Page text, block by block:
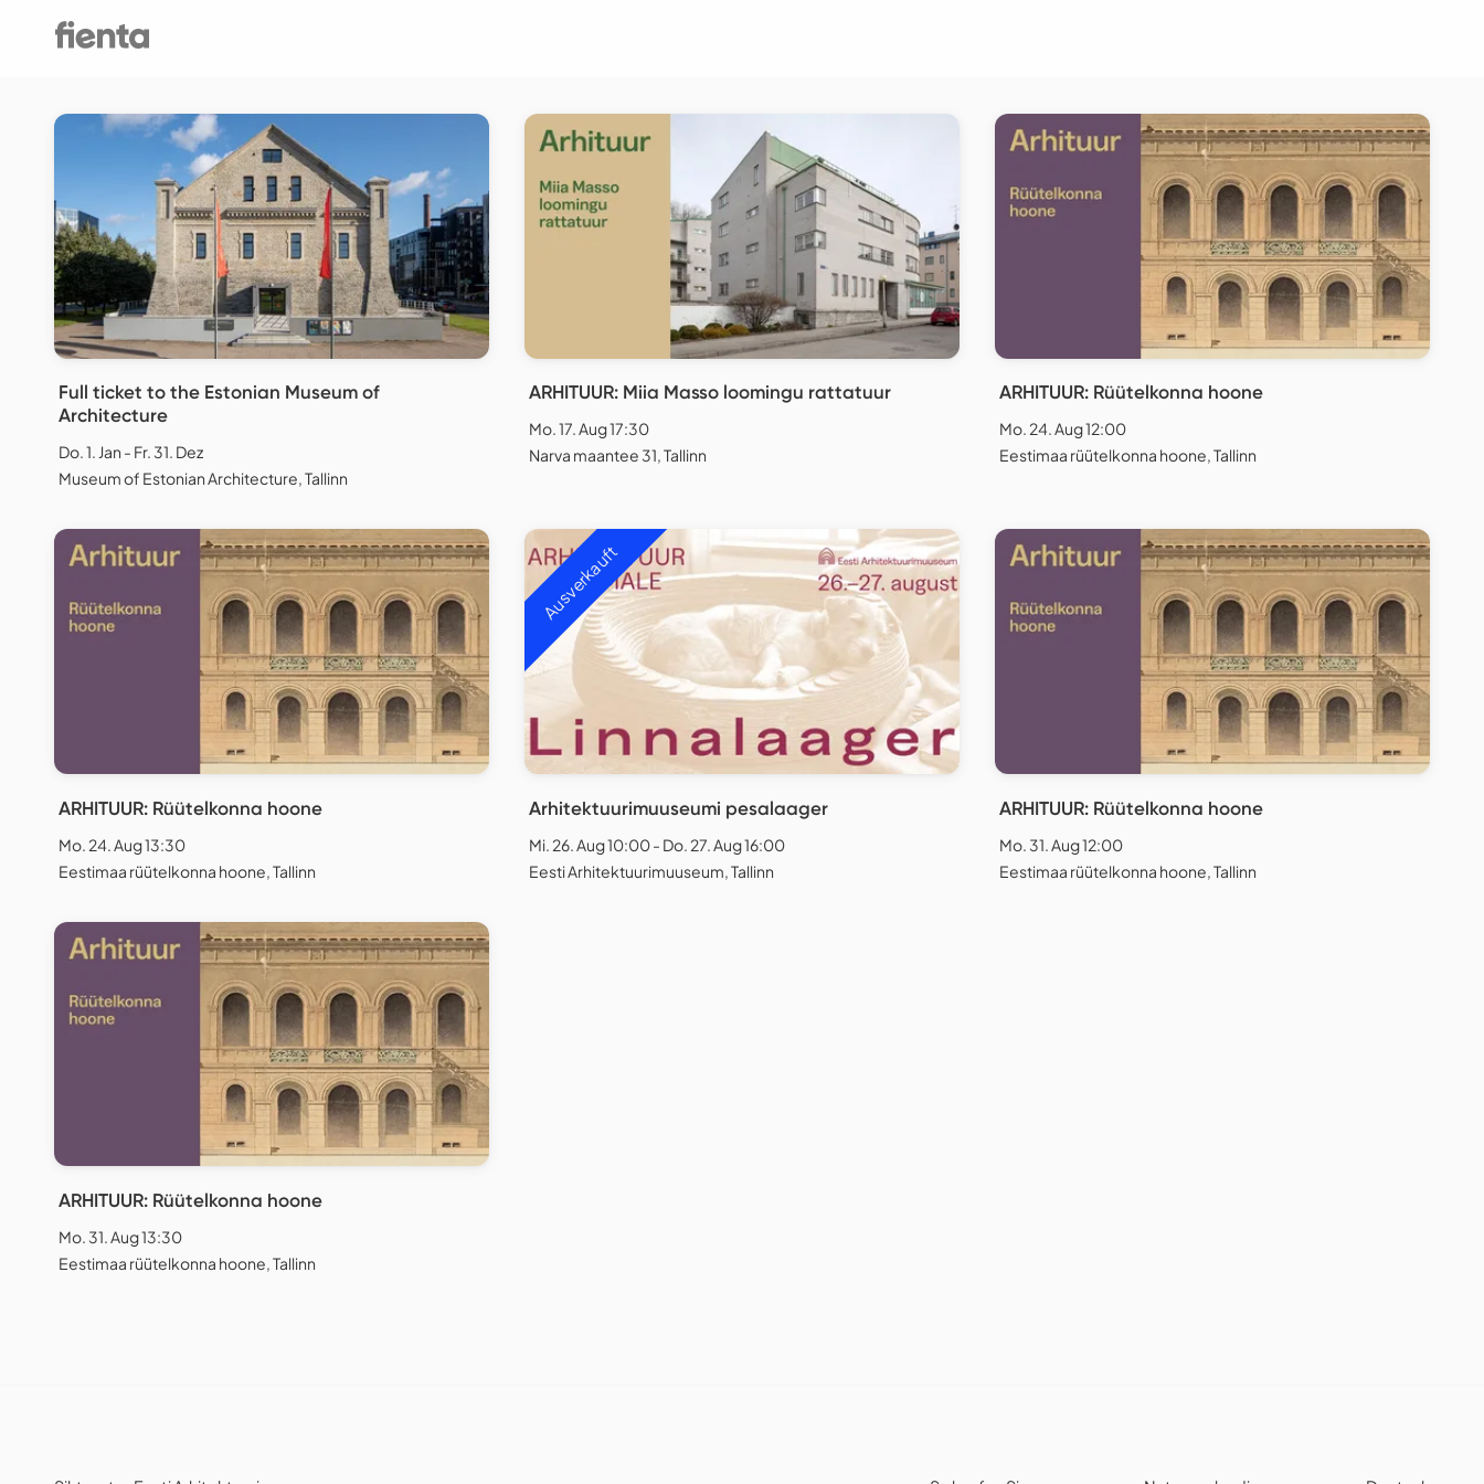
Full ticket to the Estonian Museum of
Architecture
Do. 1. Jan - Fr. 31. Dez
Museum of Estonian Architecture, Tallinn
ARHITUUR: Miia Masso loomingu rattatuur
Mo. 17. Aug 17:30
Narva maantee 31, Tallinn
ARHITUUR: Rüütelkonna hoone
Mo. 24. Aug 12:00
Eestimaa rüütelkonna hoone, Tallinn
ARHITUUR: Rüütelkonna hoone
Mo. 24. Aug 13:30
Eestimaa rüütelkonna hoone, Tallinn
Ausverkauft
Arhitektuurimuuseumi pesalaager
Mi. 26. Aug 10:00 - Do. 27. Aug 16:00
Eesti Arhitektuurimuuseum, Tallinn
ARHITUUR: Rüütelkonna hoone
Mo. 31. Aug 12:00
Eestimaa rüütelkonna hoone, Tallinn
ARHITUUR: Rüütelkonna hoone
Mo. 31. Aug 13:30
Eestimaa rüütelkonna hoone, Tallinn